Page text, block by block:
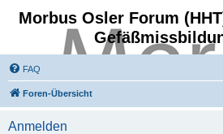
Morbus Osler Forum
FAQ
Foren-Übersicht
Anmelden